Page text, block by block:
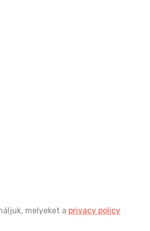
melyeket a privacy policy